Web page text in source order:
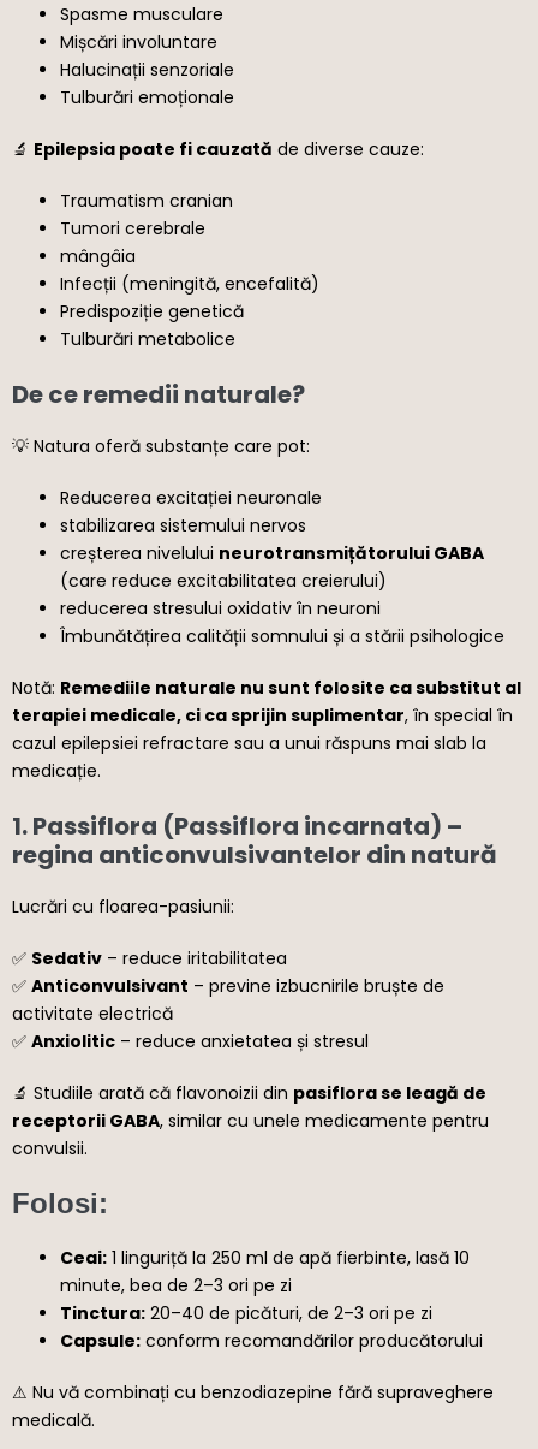
Spasme musculare
Mișcări involuntare
Halucinații senzoriale
Tulburări emoționale
🔬 Epilepsia poate fi cauzată de diverse cauze:
Traumatism cranian
Tumori cerebrale
mângâia
Infecții (meningită, encefalită)
Predispoziție genetică
Tulburări metabolice
De ce remedii naturale?
💡 Natura oferă substanțe care pot:
Reducerea excitației neuronale
stabilizarea sistemului nervos
creșterea nivelului neurotransmițătorului GABA
(care reduce excitabilitatea creierului)
reducerea stresului oxidativ în neuroni
Îmbunătățirea calității somnului și a stării psihologice
Notă: Remediile naturale nu sunt folosite ca substitut al
terapiei medicale, ci ca sprijin suplimentar, în special în
cazul epilepsiei refractare sau a unui răspuns mai slab la
medicație.
1.Passiflora (Passiflora incarnata) –
regina anticonvulsivantelor din natură
Lucrări cu floarea-pasiunii:
✅ Sedativ – reduce iritabilitatea
✅ Anticonvulsivant – previne izbucnirile bruște de
activitate electrică
✅ Anxiolitic – reduce anxietatea și stresul
🔬 Studiile arată că flavonoizii din pasiflora se leagă de
receptorii GABA, similar cu unele medicamente pentru
convulsii.
Folosi:
Ceai: 1 linguriță la 250 ml de apă fierbinte, lasă 10
minute, bea de 2–3 ori pe zi
Tinctura: 20–40 de picături, de 2–3 ori pe zi
Capsule: conform recomandărilor producătorului
⚠ Nu vă combinați cu benzodiazepine fără supraveghere
medicală.